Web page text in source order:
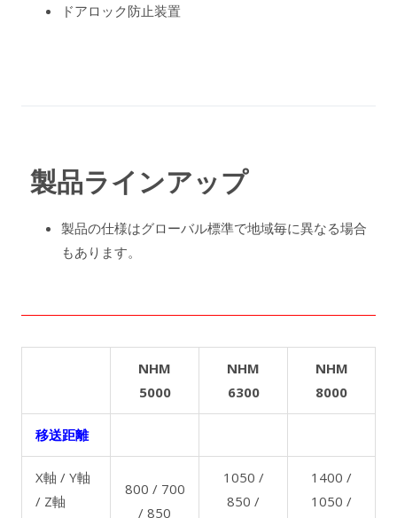
ドアロック防止装置
製品ラインアップ
製品の仕様はグローバル標準で地域毎に異なる場合
もあります。
NHM
5000
NHM
6300
NHM
8000
移送距離
X軸 / Y軸
/ Z軸
800 / 700
/ 850
1050 /
850 /
1400 /
1050 /